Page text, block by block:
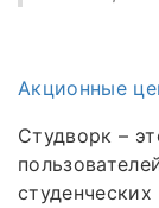
Акционные
Студворк –